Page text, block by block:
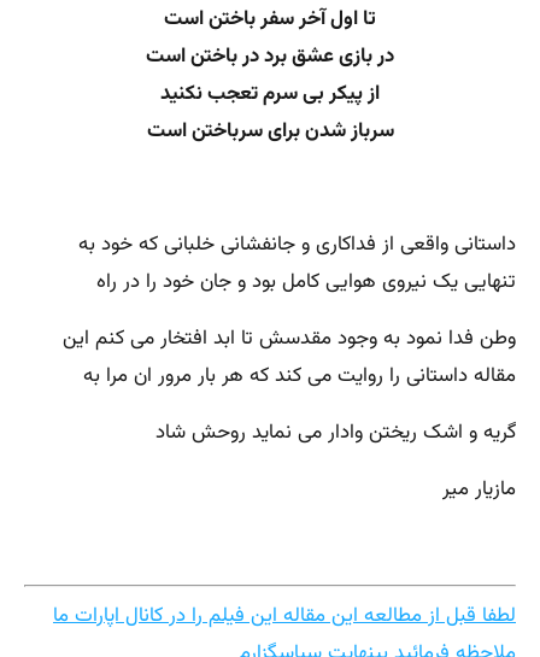
تا اول آخر سفر باختن است
در بازی عشق برد در باختن است
از پیکر بی سرم تعجب نکنید
سرباز شدن برای سرباختن است
داستانی واقعی از فداکاری و جانفشانی خلبانی که خود به
تنهایی یک نیروی هوایی کامل بود و جان خود را در راه
وطن فدا نمود به وجود مقدسش تا ابد افتخار می کنم این
مقاله داستانی را روایت می کند که هر بار مرور ان مرا به
گریه و اشک ریختن وادار می نماید روحش شاد
مازیار میر
لطفا قبل از مطالعه این مقاله این فیلم را در کانال اپارات ما